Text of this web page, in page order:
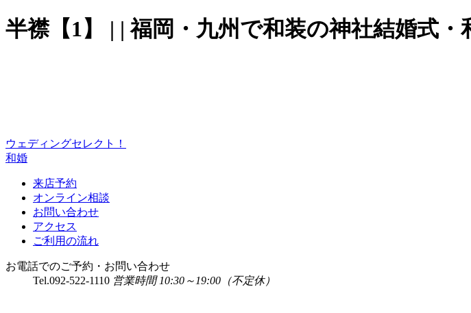
半襟【1】 | | 福岡・九州で和装の神社結婚式
ウェディングセレクト！
和婚
来店予約
オンライン相談
お問い合わせ
アクセス
ご利用の流れ
お電話でのご予約・お問い合わせ
Tel.092-522-1110 営業時間 10:30～19:00（不定休）